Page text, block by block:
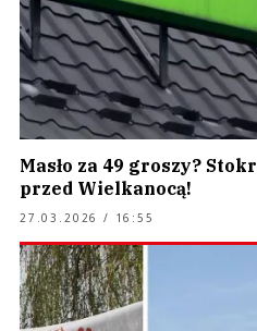
Masło za 49 groszy?
przed Wielkanocą!
27.03.2026 / 16:55